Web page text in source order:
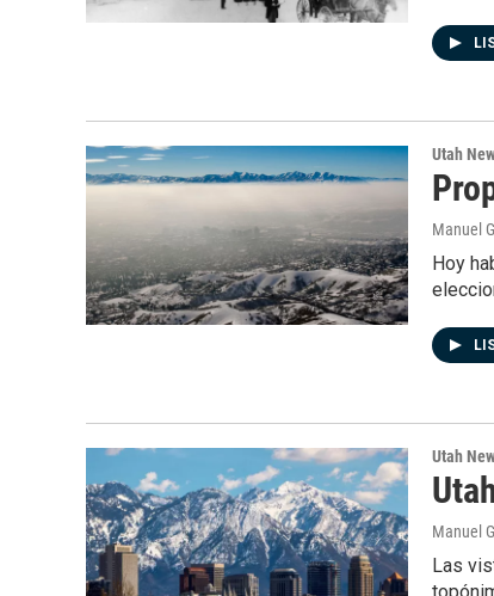
Utah
Manuel
Hoy
Utah
Manuel
Las